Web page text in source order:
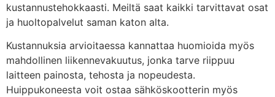
kustannustehokkaasti. Meiltä saat kaikki tarvittavat osat
ja huoltopalvelut saman katon alta.
Kustannuksia arvioitaessa kannattaa huomioida myös
mahdollinen liikennevakuutus, jonka tarve riippuu
laitteen painosta, tehosta ja nopeudesta.
Huippukoneesta voit ostaa sähköskootterin myös